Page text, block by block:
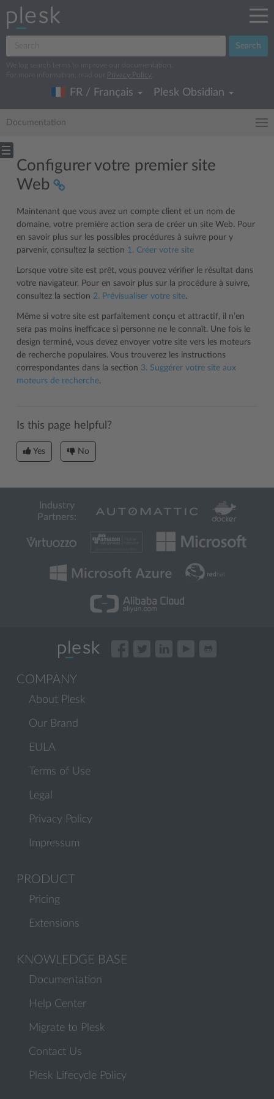
Search
We log search terms to improve our documentation.
For more information, read our
Privacy Policy
FR / Français Plesk Obsidian
Documentation
Configurer votre premier site
Web
Maintenant que vous avez un compte client et un nom de
domaine, votre première action sera de créer un site Web. Pour
en savoir plus sur les possibles procédures à suivre pour y
parvenir, consultez la section 1. Créer votre site
Lorsque votre site est prêt, vous pouvez vérifier le résultat dans
votre navigateur. Pour en savoir plus sur la procédure à suivre,
consultez la section 2. Prévisualiser votre site.
Même si votre site est parfaitement conçu et attractif, il n’en
sera pas moins inefficace si personne ne le connaît. Une fois le
design terminé, vous devez envoyer votre site vers les moteurs
de recherche populaires. Vous trouverez les instructions
correspondantes dans la section 3. Suggérer votre site aux
moteurs de recherche.
Is this page helpful?
Yes No
Industry
Partners:
COMPANY
About Plesk
Our Brand
EULA
Terms of Use
Legal
Privacy Policy
Impressum
PRODUCT
Pricing
Extensions
KNOWLEDGE BASE
Documentation
Help Center
Migrate to Plesk
Contact Us
Plesk Lifecycle Policy